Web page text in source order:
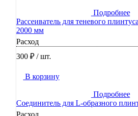
Подробнее
Рассеиватель для теневого
2000 мм
Расход
300 ₽ / шт.
В корзину
Подробнее
Соединитель для L-образного